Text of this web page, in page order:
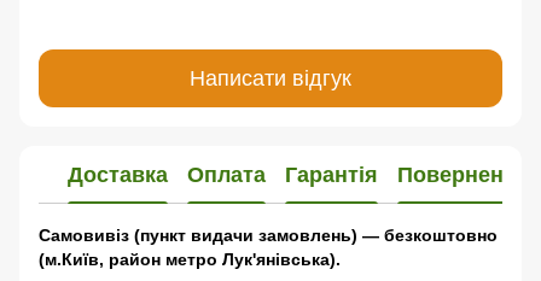
Написати відгук
Доставка Оплата Гарантія Повернення
Самовивіз (пункт видачи замовлень) — безкоштовно
(м.Київ, район метро Лук'янівська).